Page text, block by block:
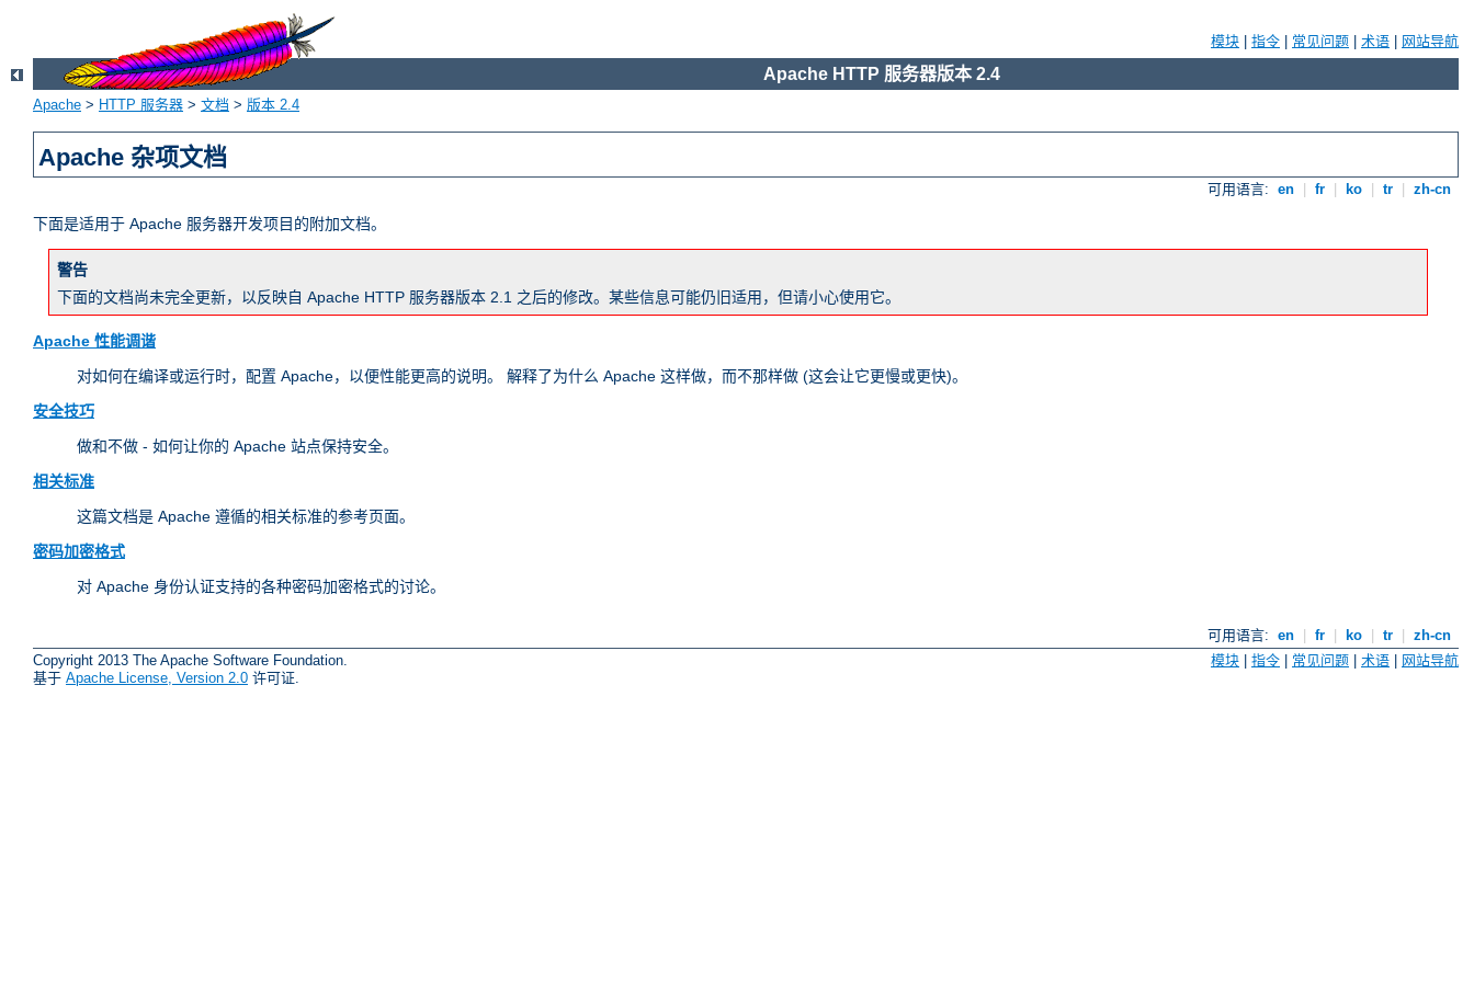
模块 指令 常见问题 术语 网站导航
Apache HTTP 服务器版本 2.4
Apache > HTTP 服务器 > 文档 > 版本 2.4
Apache 杂项文档
可用语言: en fr ko tr zh-cn
下面是适用于 Apache 服务器开发项目的附加文档。
警告
下面的文档尚未完全更新，以反映自 Apache HTTP 服务器版本 2.1 之后的修改。某些信息可能仍旧适用，但请小心使用它。
Apache 性能调谐
对如何在编译或运行时，配置 Apache，以便性能更高的说明。 解释了为什么 Apache 这样做，而不那样做 (这会让它更慢或更快)。
安全技巧
做和不做 - 如何让你的 Apache 站点保持安全。
相关标准
这篇文档是 Apache 遵循的相关标准的参考页面。
密码加密格式
对 Apache 身份认证支持的各种密码加密格式的讨论。
可用语言: en fr ko tr
zh-cn
Copyright 2013 The Apache Software Foundation.
基于 Apache License, Version 2.0 许可证.
模块 | 指令 | 常见问题 | 术语 | 网站导航